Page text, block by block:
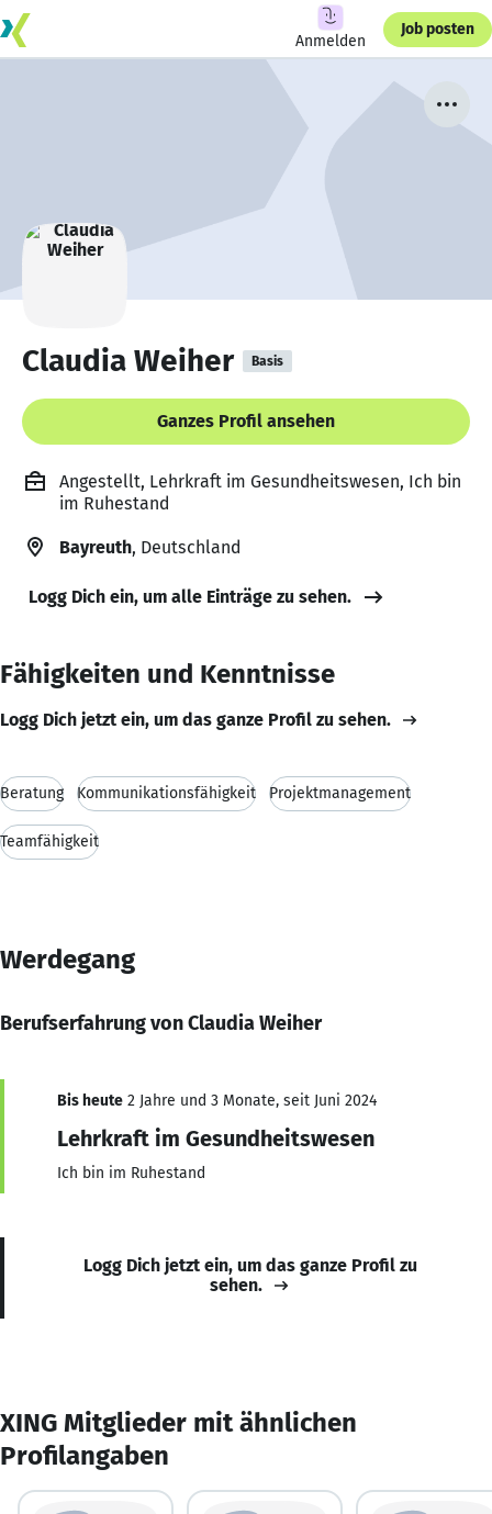
Anmelden
Job posten
Claudia Weiher Basis
Ganzes Profil ansehen
Angestellt, Lehrkraft im Gesundheitswesen, Ich bin
im Ruhestand
Bayreuth, Deutschland
Logg Dich ein, um alle Einträge zu sehen.
Fähigkeiten und Kenntnisse
Logg Dich jetzt ein, um das ganze Profil zu sehen.
Beratung Kommunikationsfähigkeit Projektmanagement
Teamfähigkeit
Werdegang
Berufserfahrung von Claudia Weiher
Bis heute 2 Jahre und 3 Monate, seit Juni 2024
Lehrkraft im Gesundheitswesen
Ich bin im Ruhestand
Logg Dich jetzt ein, um das ganze Profil zu
sehen.
XING Mitglieder mit ähnlichen
Profilangaben